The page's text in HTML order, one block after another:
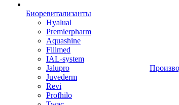
Биоревитализанты
Hyalual
Premierpharm
Aquashine
Fillmed
IAL-system
Jalupro
Juvederm
Revi
Profhilo